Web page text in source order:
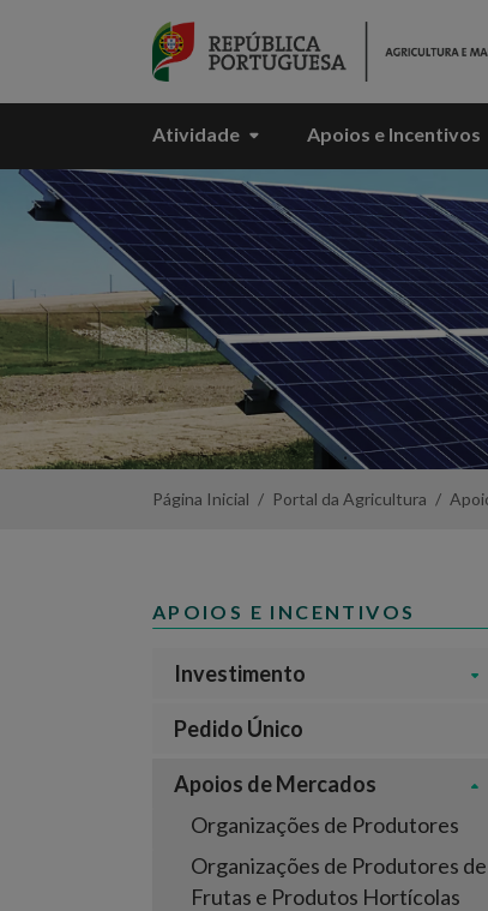
Skip to Main Content
Atividade Apoios e Incentivos
Regime
Escolar
da
Agricultura
Página Inicial Portal da Agricultura
APOIOS E INCENTIVOS
Investimento
Pedido Único
Apoios de Mercados
Organizações de Produtores
Organizações de Produtores de
Frutas e Produtos Hortícolas